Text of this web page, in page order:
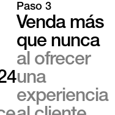
Paso 3
Venda más
que nunca
al ofrecer
una
experiencia